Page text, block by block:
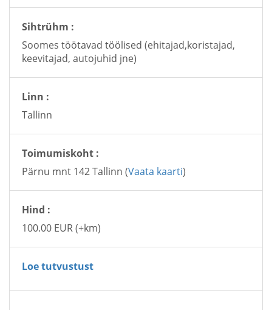
Sihtrühm :
Soomes töötavad töölised (ehitajad,koristajad,
keevitajad, autojuhid jne)
Linn :
Tallinn
Toimumiskoht :
Pärnu mnt 142 Tallinn (Vaata kaarti)
Hind :
100.00 EUR (+km)
Loe tutvustust